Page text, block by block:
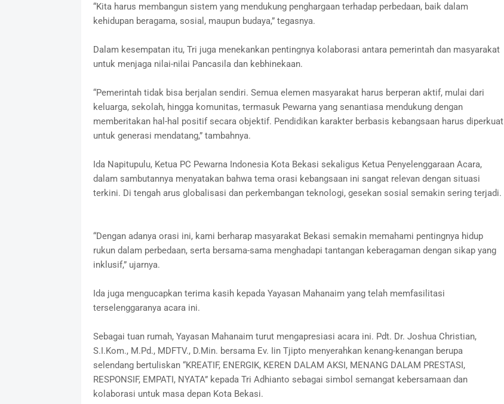
“Kita harus membangun sistem yang mendukung penghargaan terhadap perbedaan, baik dalam
kehidupan beragama, sosial, maupun budaya,” tegasnya.
Dalam kesempatan itu, Tri juga menekankan pentingnya kolaborasi antara pemerintah dan masyarakat
untuk menjaga nilai-nilai Pancasila dan kebhinekaan.
“Pemerintah tidak bisa berjalan sendiri. Semua elemen masyarakat harus berperan aktif, mulai dari
keluarga, sekolah, hingga komunitas, termasuk Pewarna yang senantiasa mendukung dengan
memberitakan hal-hal positif secara objektif. Pendidikan karakter berbasis kebangsaan harus diperkuat
untuk generasi mendatang,” tambahnya.
Ida Napitupulu, Ketua PC Pewarna Indonesia Kota Bekasi sekaligus Ketua Penyelenggaraan Acara,
dalam sambutannya menyatakan bahwa tema orasi kebangsaan ini sangat relevan dengan situasi
terkini. Di tengah arus globalisasi dan perkembangan teknologi, gesekan sosial semakin sering terjadi.
“Dengan adanya orasi ini, kami berharap masyarakat Bekasi semakin memahami pentingnya hidup
rukun dalam perbedaan, serta bersama-sama menghadapi tantangan keberagaman dengan sikap yang
inklusif,” ujarnya.
Ida juga mengucapkan terima kasih kepada Yayasan Mahanaim yang telah memfasilitasi
terselenggaranya acara ini.
Sebagai tuan rumah, Yayasan Mahanaim turut mengapresiasi acara ini. Pdt. Dr. Joshua Christian,
S.I.Kom., M.Pd., MDFTV., D.Min. bersama Ev. Iin Tjipto menyerahkan kenang-kenangan berupa
selendang bertuliskan “KREATIF, ENERGIK, KEREN DALAM AKSI, MENANG DALAM PRESTASI,
RESPONSIF, EMPATI, NYATA” kepada Tri Adhianto sebagai simbol semangat kebersamaan dan
kolaborasi untuk masa depan Kota Bekasi.